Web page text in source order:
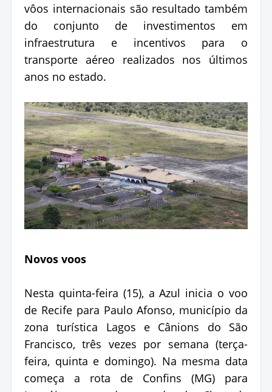
vôos internacionais são resultado também
do conjunto de investimentos em
infraestrutura e incentivos para o
transporte aéreo realizados nos últimos
anos no estado.
Novos voos
Nesta quinta-feira (15), a Azul inicia o voo
de Recife para Paulo Afonso, município da
zona turística Lagos e Cânions do São
Francisco, três vezes por semana (terça-
feira, quinta e domingo). Na mesma data
começa a rota de Confins (MG) para